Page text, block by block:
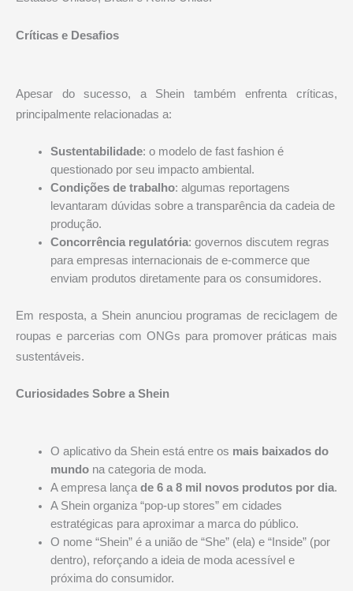
Críticas e Desafios
Apesar do sucesso, a Shein também enfrenta críticas,
principalmente relacionadas a:
Sustentabilidade: o modelo de fast fashion é
questionado por seu impacto ambiental.
Condições de trabalho: algumas reportagens
levantaram dúvidas sobre a transparência da cadeia de
produção.
Concorrência regulatória: governos discutem regras
para empresas internacionais de e-commerce que
enviam produtos diretamente para os consumidores.
Em resposta, a Shein anunciou programas de reciclagem de
roupas e parcerias com ONGs para promover práticas mais
sustentáveis.
Curiosidades Sobre a Shein
O aplicativo da Shein está entre os mais baixados do
mundona categoria de moda.
A empresa lança de 6 a 8 mil novos produtos por dia.
A Shein organiza “pop-up stores” em cidades
estratégicas para aproximar a marca do público.
O nome “Shein” é a união de “She” (ela) e “Inside” (por
dentro), reforçando a ideia de moda acessível e
próxima do consumidor.